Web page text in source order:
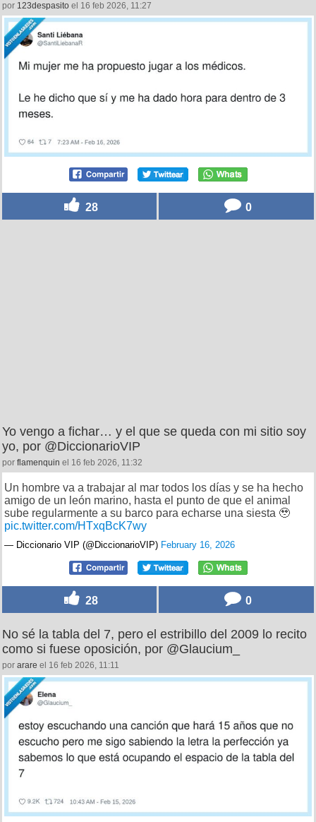
por 123despasito el 16 feb 2026, 11:27
28 0
Yo vengo a fichar… y el que se queda con mi sitio soy
yo, por @DiccionarioVIP
por flamenquin el 16 feb 2026, 11:32
Un hombre va a trabajar al mar todos los días y se ha hecho
amigo de un león marino, hasta el punto de que el animal
sube regularmente a su barco para echarse una siesta 🥹
pic.twitter.com/HTxqBcK7wy
— Diccionario VIP (@DiccionarioVIP) February 16, 2026
28 0
No sé la tabla del 7, pero el estribillo del 2009 lo recito
como si fuese oposición, por @Glaucium_
por arare el 16 feb 2026, 11:11